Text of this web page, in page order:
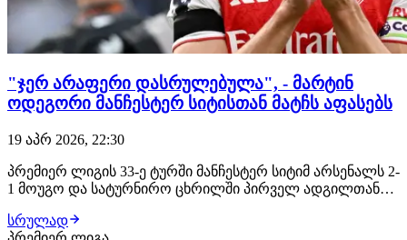
"ჯერ არაფერი დასრულებულა", - მარტინ
ოდეგორი მანჩესტერ სიტისთან მატჩს აფასებს
19 აპრ 2026, 22:30
პრემიერ ლიგის 33-ე ტურში მანჩესტერ სიტიმ არსენალს 2-
1 მოუგო და სატურნირო ცხრილში პირველ ადგილთან
ემატება, რომ "ქალაქელებს" ერთი მატჩით ნაკლები აქვს
სრულად